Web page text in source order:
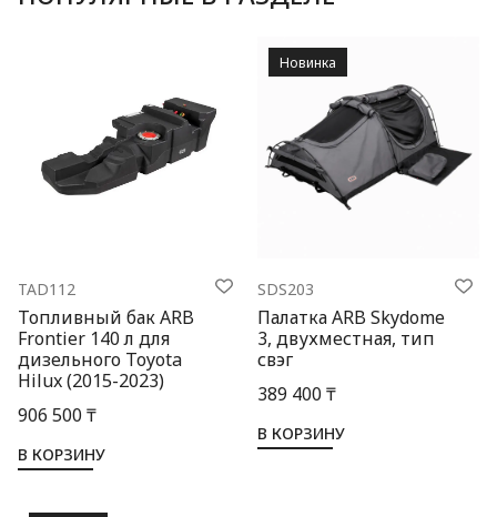
TAD112
Топливный бак ARB
Frontier 140 л для
дизельного Toyota
Hilux (2015-2023)
906 500 ₸
В КОРЗИНУ
SDS203
Палатка ARB Skydome
3, двухместная, тип
свэг
389 400 ₸
В КОРЗИНУ
Новинка